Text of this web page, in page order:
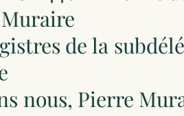
de la
nous, Pierre